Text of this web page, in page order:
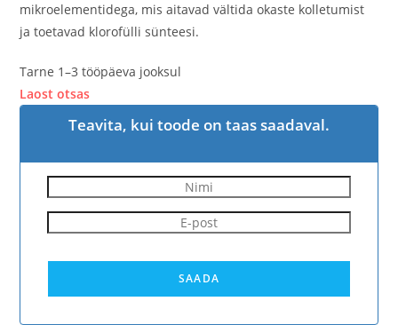
mikroelementidega, mis aitavad vältida okaste kolletumist
ja toetavad klorofülli sünteesi.
Tarne 1–3 tööpäeva jooksul
Laost otsas
Teavita, kui toode on taas saadaval.
SAADA